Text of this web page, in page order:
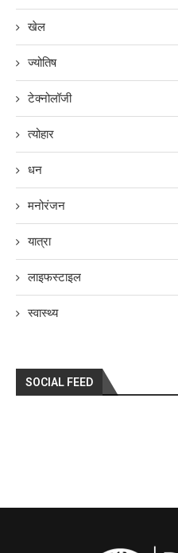
खेल
ज्योतिष
टेक्नोलॉजी
त्योहार
धन
मनोरंजन
यात्रा
लाइफस्टाइल
स्वास्थ्य
SOCIAL FEED